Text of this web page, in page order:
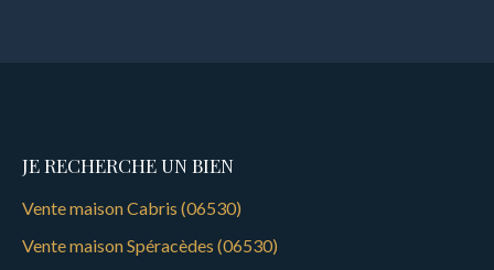
JE RECHERCHE UN BIEN
Vente maison Cabris (06530)
Vente maison Spéracèdes (06530)